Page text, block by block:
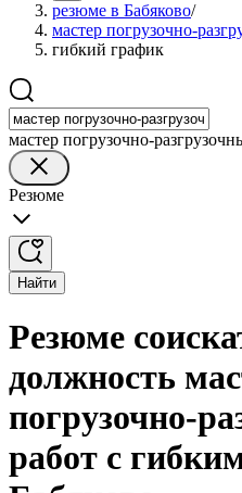
резюме в Бабяково/
мастер погрузочно-
гибкий график
мастер погрузочно-
Резюме
Найти
Резюме
должность
погрузочно-
работ с